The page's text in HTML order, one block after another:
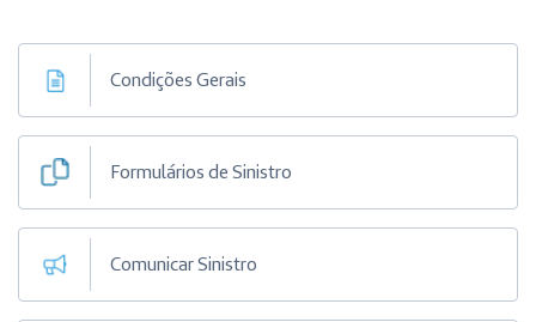
Condições Gerais
Formulários de Sinistro
Comunicar Sinistro